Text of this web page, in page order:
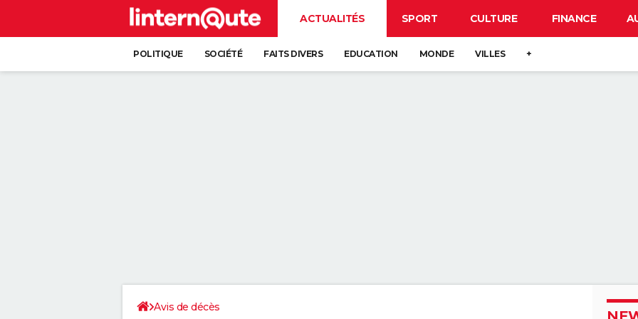
ACTUALITÉS SPORT CULTURE FINANCE
POLITIQUE SOCIÉTÉ FAITS DIVERS EDUCATION MONDE VILLES +
Avis de décès